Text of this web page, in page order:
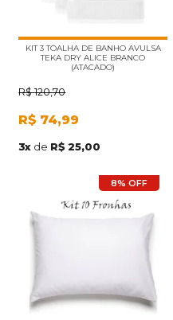
KIT 3 TOALHA DE BANHO AVULSA
TEKA DRY ALICE BRANCO
(ATACADO)
R$ 120,70
R$ 74,99
3x de R$ 25,00
8% OFF